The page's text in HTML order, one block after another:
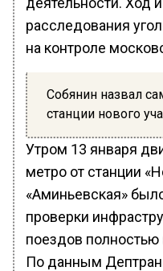
расследования
на контроле
Собянин назвал
станции нового
Утром 13 января
метро от станции
«Аминьевская»
проверки
поездов полностью
По данным